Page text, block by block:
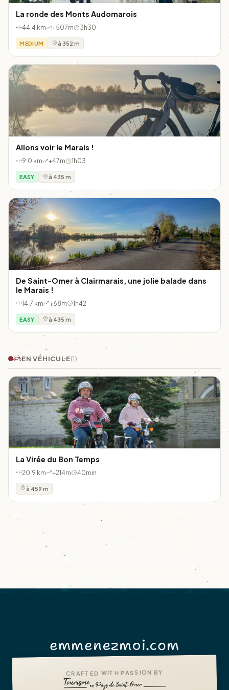
La ronde des Monts Audomarois
44.4 km +507m 3h30
MEDIUM à 352 m
Allons voir le Marais !
9.0 km +47m 1h03
EASY à 435 m
De Saint-Omer à Clairmarais, une jolie balade dans
le Marais !
14.7 km +68m 1h42
EASY à 435 m
EN VÉHICULE(1)
La Virée du Bon Temps
20.9 km +214m 40min
à 459 m
emmenezmoi.com
CRAFTED WITH PASSION BY